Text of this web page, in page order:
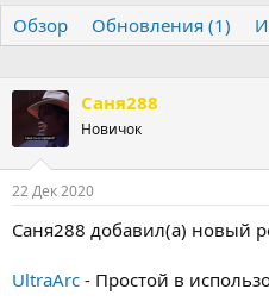
т
о
т
е
м
ы
т
а
ч
а
а
Обзор Обновления (1)
Саня288
Новичок
22 Дек 2020
Саня288 добавил(а) новый
UltraArc - Простой в